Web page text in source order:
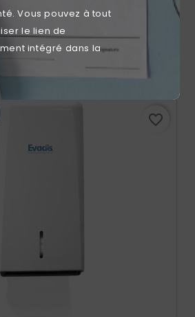
Vous pouvez à tout
le lien de
intégré dans la
Mains Pliés En V Evadis Blanc /
Bouton Poussoir
Prix
24,99 €
favorite_border